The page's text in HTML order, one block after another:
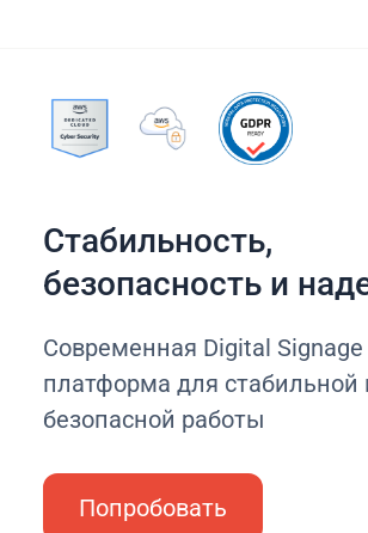
Стабильность,
безопасность и
Современная Digital Signage
платформа для стабильной
безопасной работы
Попробовать